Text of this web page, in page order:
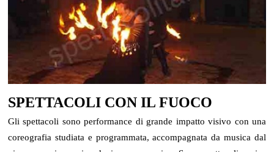
SPETTACOLI CON IL FUOCO
Gli spettacoli sono performance di grande impatto visivo con una
coreografia studiata e programmata, accompagnata da musica dal